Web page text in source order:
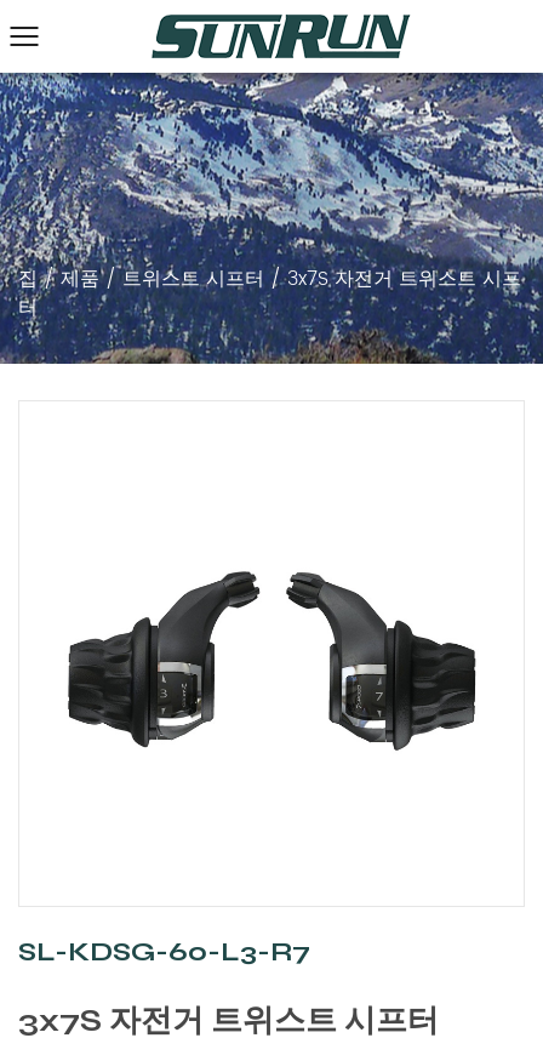
집/제품/트위스트 시프터 /3x7S 자전거 트위스트 시프
터
SL-KDSG-60-L3-R7
3x7S 자전거 트위스트 시프터